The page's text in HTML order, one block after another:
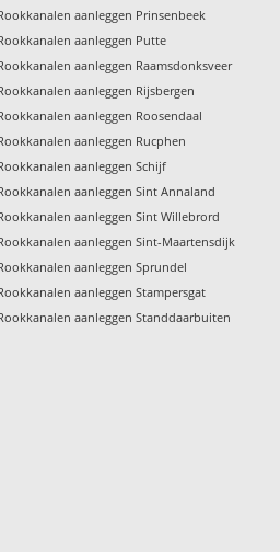
aanleggen Prinsenbeek
aanleggen Putte
aanleggen Raamsdonksveer
aanleggen Rijsbergen
aanleggen Roosendaal
aanleggen Rucphen
aanleggen Schijf
aanleggen Sint Annaland
aanleggen Sint Willebrord
aanleggen Sint-Maartensdijk
aanleggen Sprundel
aanleggen Stampersgat
aanleggen Standdaarbuiten